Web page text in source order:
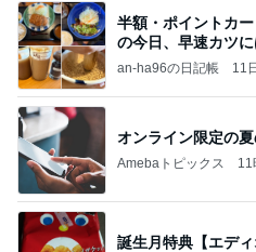
半額・ポイントカ
の今日、早速カツに
an-ha96の日記帳 11
オンライン限定の
Amebaトピックス 11
誕生月特典【エデ